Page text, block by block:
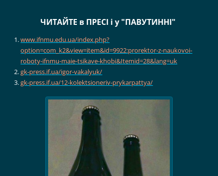
ЧИТАЙТЕ в ПРЕСІ і у "ПАВУТИННІ"
www.ifnmu.edu.ua/index.php?
option=com_k2&view=item&id=9922:prorektor-z-naukovoi-
roboty-ifnmu-maie-tsikave-khobi&Itemid=28&lang=uk
gk-press.if.ua/igor-vakalyuk/
gk-press.if.ua/12-kolektsioneriv-prykarpattya/